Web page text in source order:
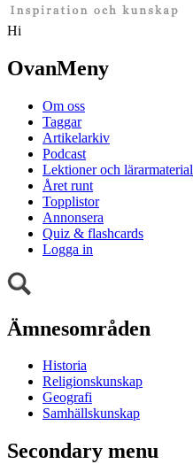
Hi
OvanMeny
Om oss
Taggar
Artikelarkiv
Podcast
Lektioner och lärarmaterial
Året runt
Topplistor
Annonsera
Quiz & flashcards
Logga in
Ämnesområden
Historia
Religionskunskap
Geografi
Samhällskunskap
Secondary menu